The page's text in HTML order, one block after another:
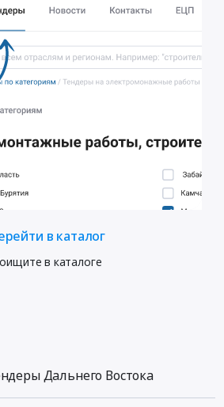
в каталог
в каталоге
Дальнего Востока